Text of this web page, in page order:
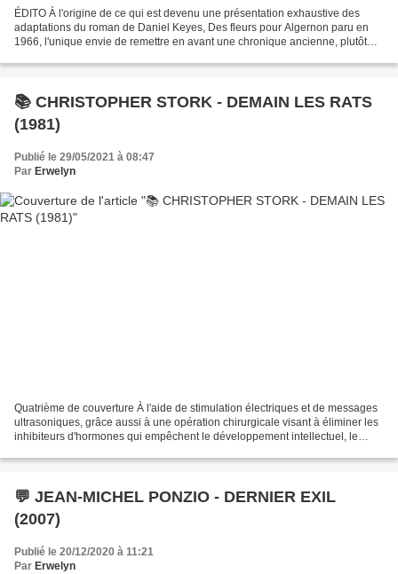
ÉDITO À l'origine de ce qui est devenu une présentation exhaustive des
adaptations du roman de Daniel Keyes, Des fleurs pour Algernon paru en
1966, l'unique envie de remettre en avant une chronique ancienne, plutôt
📚 CHRISTOPHER STORK - DEMAIN LES RATS
(1981)
Publié le 29/05/2021 à 08:47
Par Erwelyn
Quatrième de couverture À l'aide de stimulation électriques et de messages
ultrasoniques, grâce aussi à une opération chirurgicale visant à éliminer les
inhibiteurs d'hormones qui empêchent le développement intellectuel, le
💬 JEAN-MICHEL PONZIO - DERNIER EXIL
(2007)
Publié le 20/12/2020 à 11:21
Par Erwelyn